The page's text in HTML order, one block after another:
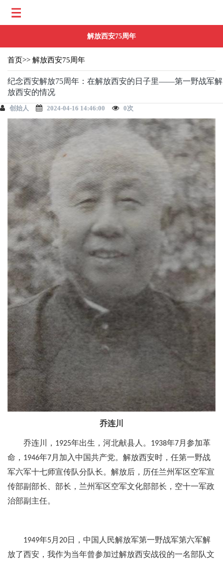
解放西安75周年
首页>> 解放西安75周年
纪念西安解放75周年：在解放西安的日子里——第一野战军解
放西安的情况
创始人 2024-04-16 14:46:00 0次
乔连川
乔连川， 1925年出生，河北献县人。 1938年7月参加革
命， 1946年7月加入中国共产党。解放西安时，任第一野战
军六军十七师宣传队分队长。解放后，历任兰州军区空军宣
传部副部长、部长，兰州军区空军文化部部长，空十一军政
治部副主任。
1949年5月 20日，中国人民解放军第一野战军第六军解
放了西安，我作为当年曾参加过解放西安战役的一名部队文